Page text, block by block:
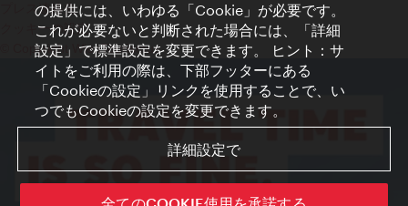
プレス連絡先
クッキーの設定
© Copyright WienTourismus
の提供には、いわゆる「Cookie」が必要です。
これが必要ないと判断された場合には、「詳細
設定」で標準設定を変更できます。 ヒント：サ
イトをご利用の際は、下部フッターにある
「Cookieの設定」リンクを使用することで、い
つでもCookieの設定を変更できます。
詳細設定で